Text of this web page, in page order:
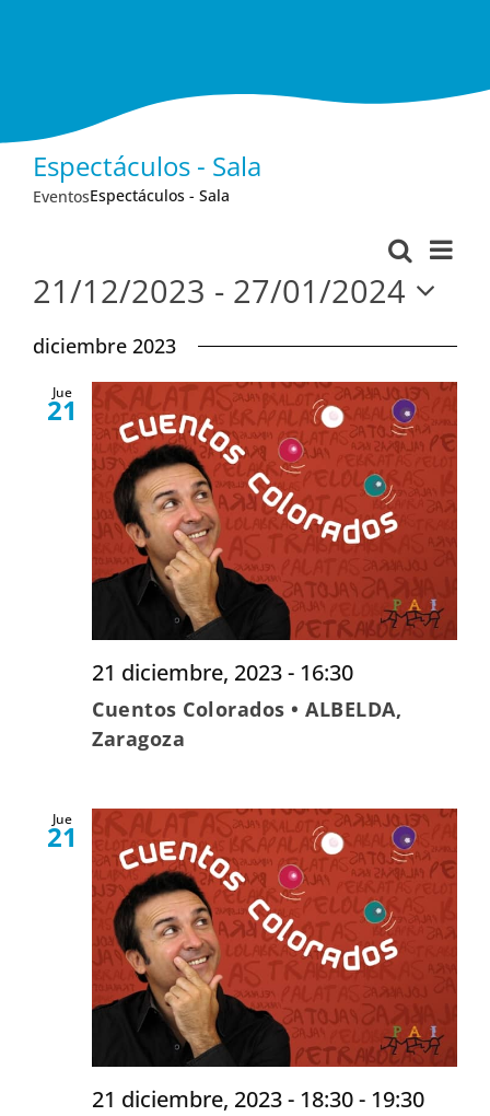
Espectáculos - Sala
EventosEspectáculos - Sala
de
y
vistas
de
Buscar
de
Lista
21/12/2023 - 27/01/2024
Seleccionar
fecha.
diciembre 2023
Jue
21
21 diciembre, 2023 - 16:30
Cuentos Colorados • ALBELDA,
Zaragoza
Jue
21
21 diciembre, 2023 - 18:30- 19:30